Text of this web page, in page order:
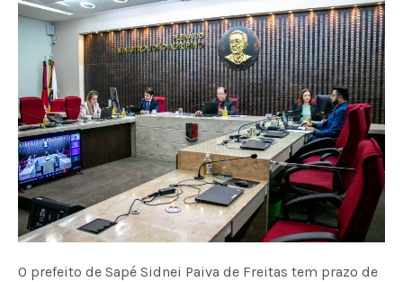
O prefeito de Sapé Sidnei Paiva de Freitas tem prazo de